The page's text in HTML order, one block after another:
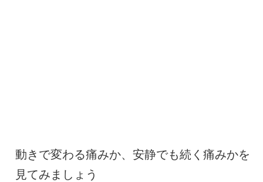
動きで変わる痛みか、安静でも続く痛みかを
見てみましょう